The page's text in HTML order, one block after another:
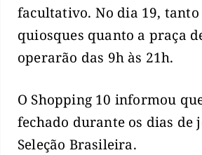
facultativo. No dia 19, tanto
quiosques quanto a praça
operarão das 9h às 21h.
O Shopping 10 informou
fechado durante os dias de
Seleção Brasileira.